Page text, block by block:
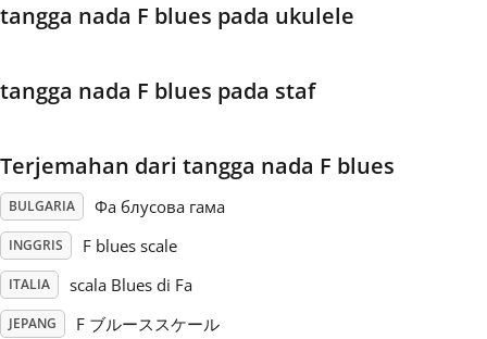
日本語
Polski
Português
tangga nada F blues pada ukulele
tangga nada F blues pada staf
Terjemahan dari tangga nada F blues
BULGARIA Фа блусова гама
INGGRIS F blues scale
ITALIA scala Blues di Fa
JEPANG F ブルーススケール